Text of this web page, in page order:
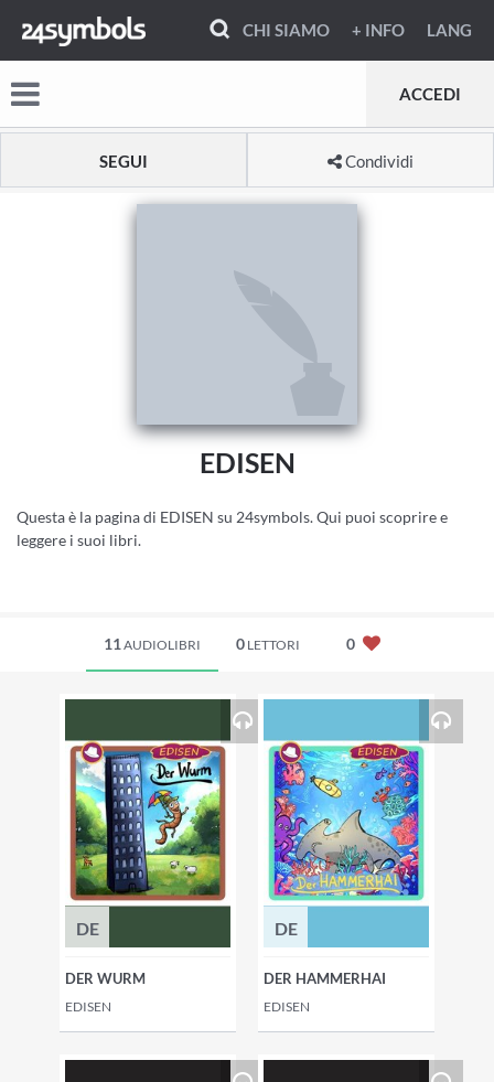
CHI SIAMO + INFO LANG
ACCEDI
SEGUI Condividi
EDISEN
Questa è la pagina di EDISEN su 24symbols. Qui puoi scoprire e
leggere i suoi libri.
11 AUDIOLIBRI 0 LETTORI 0
DE
DER WURM
EDISEN
DE
DER HAMMERHAI
EDISEN